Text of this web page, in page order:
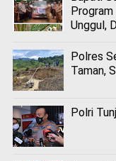
Unggul,
Polres
Taman,
Polri